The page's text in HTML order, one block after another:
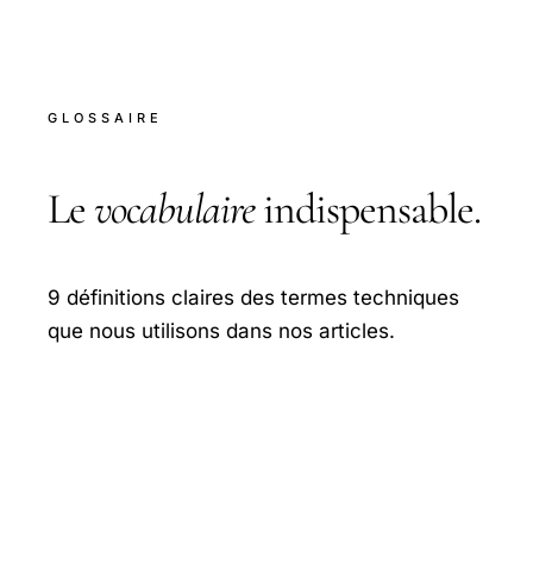
GLOSSAIRE
Levocabulaireindispensable.
9 définitions claires des termes techniques
que nous utilisons dans nos articles.